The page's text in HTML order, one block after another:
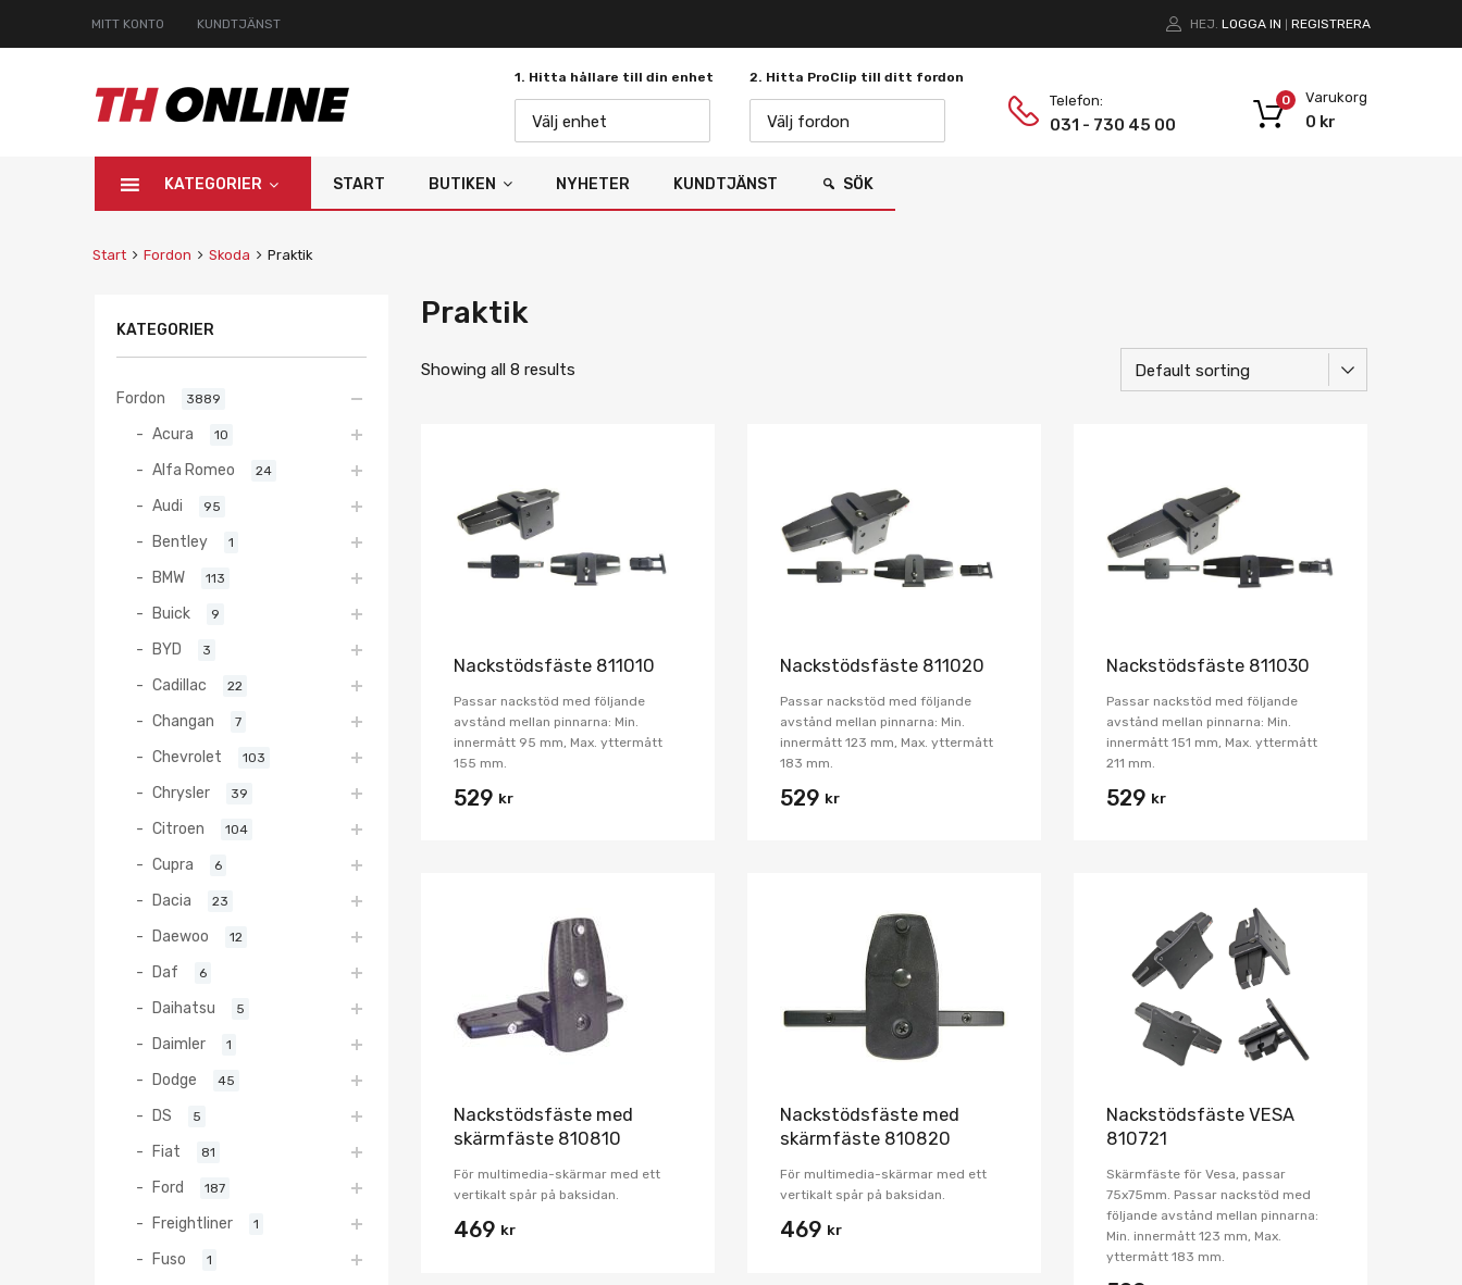
MITT KONTO KUNDTJÄNST HEJ. LOGGA IN REGISTRERA
1. Hitta hållare till din enhet
Välj enhet
2. Hitta ProClip till ditt fordon
Välj fordon
Telefon:
031 - 730 45 00
Varukorg
0 kr
0
KATEGORIER START BUTIKEN NYHETER KUNDTJÄNST SÖK
Start Fordon Skoda Praktik
Praktik
Showing all 8 results
Nackstödsfäste 811010
Passar nackstöd med följande
avstånd mellan pinnarna: Min.
innermått 95 mm, Max. yttermått
155 mm.
529 kr
Nackstödsfäste 811020
Passar nackstöd med följande
avstånd mellan pinnarna: Min.
innermått 123 mm, Max. yttermått
183 mm.
529 kr
Nackstödsfäste 811030
Passar nackstöd med följande
avstånd mellan pinnarna: Min.
innermått 151 mm, Max. yttermått
211 mm.
529 kr
Nackstödsfäste med
skärmfäste 810810
För multimedia-skärmar med ett
vertikalt spår på baksidan.
469 kr
Nackstödsfäste med
skärmfäste 810820
För multimedia-skärmar med ett
vertikalt spår på baksidan.
469 kr
Nackstödsfäste VESA
810721
Skärmfäste för Vesa, passar
75x75mm. Passar nackstöd med
följande avstånd mellan pinnarna:
Min. innermått 123 mm, Max.
yttermått 183 mm.
KATEGORIER
Fordon 3889
Acura 10
Alfa Romeo 24
Audi 95
Bentley 1
BMW 113
Buick 9
BYD 3
Cadillac 22
Changan 7
Chevrolet 103
Chrysler 39
Citroen 104
Cupra 6
Dacia 23
Daewoo 12
Daf 6
Daihatsu 5
Daimler 1
Dodge 45
DS 5
Fiat 81
Ford 187
Freightliner 1
Fuso 1